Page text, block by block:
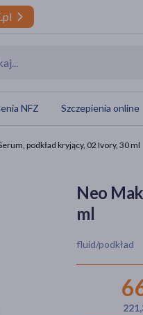
NFZ Szczepienia online
podkład kryjący, 02 Ivory, 30 ml
Neo
ml
fluid/podkład